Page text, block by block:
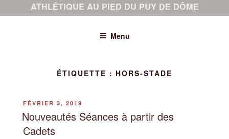
ATHLÉTIQUE AU PIED DU PUY DE DÔME
Menu
ÉTIQUETTE : HORS-STADE
PUBLIÉ
LE
FÉVRIER 3, 2019
Nouveautés Séances à partir des
Cadets